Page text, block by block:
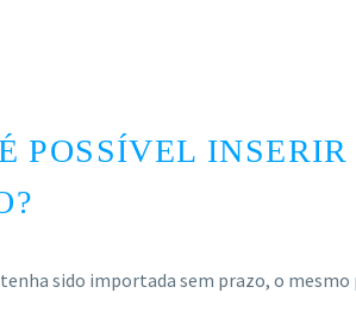
POSSÍVEL
sido importada sem prazo, o